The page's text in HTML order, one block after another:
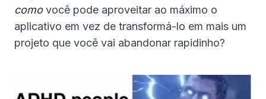
comovocê pode aproveitar ao máximo o
aplicativo em vez de transformá-lo em mais um
projeto que você vai abandonar rapidinho?